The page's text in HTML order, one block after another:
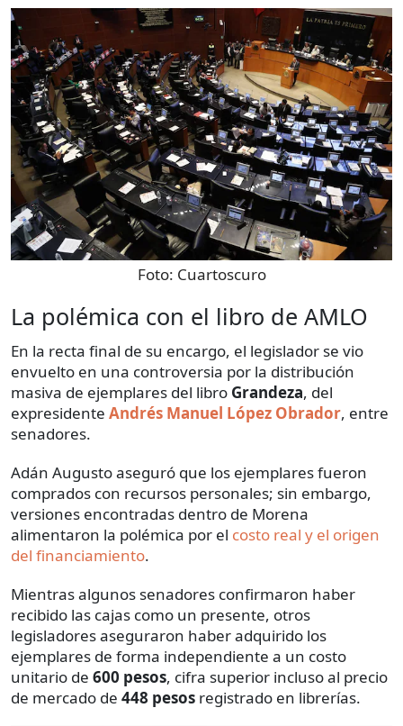
Foto: Cuartoscuro
La polémica con el libro de AMLO
En la recta final de su encargo, el legislador se vio
envuelto en una controversia por la distribución
masiva de ejemplares del libro Grandeza, del
expresidente Andrés Manuel López Obrador, entre
senadores.
Adán Augusto aseguró que los ejemplares fueron
comprados con recursos personales; sin embargo,
versiones encontradas dentro de Morena
alimentaron la polémica por el costo real y el origen
del financiamiento.
Mientras algunos senadores confirmaron haber
recibido las cajas como un presente, otros
legisladores aseguraron haber adquirido los
ejemplares de forma independiente a un costo
unitario de 600 pesos, cifra superior incluso al precio
de mercado de 448 pesos registrado en librerías.